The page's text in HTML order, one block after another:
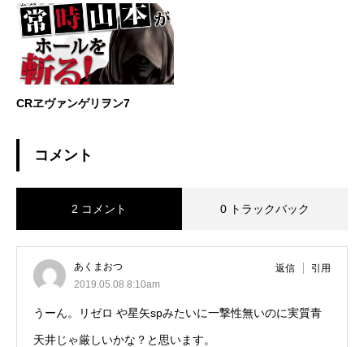
CRヱヴァンゲリヲン7
コメント
2 コメント 0 トラックバック
あくまおつ
2019.05.08 8:10am
返信 引用
うーん。リゼロ や星矢spみたいに一撃性無いのに実質青
天井じゃ厳しいかな？と思います。